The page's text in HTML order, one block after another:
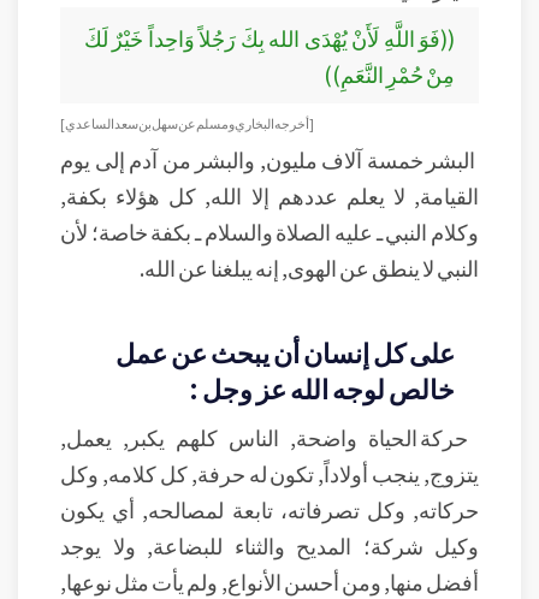
((فَوَ اللَّهِ لَأَنْ يُهْدَى الله بِكَ رَجُلاً وَاحِداً خَيْرٌ لَكَ
مِنْ حُمْرِ النَّعَمِ))
[أخرجه البخاري و مسلم عن سهل بن سعد الساعدي ]
البشر خمسة آلاف مليون, والبشر من آدم إلى يوم
القيامة, لا يعلم عددهم إلا الله, كل هؤلاء بكفة,
وكلام النبي ـ عليه الصلاة والسلام ـ بكفة خاصة؛ لأن
النبي لا ينطق عن الهوى, إنه يبلغنا عن الله.
على كل إنسان أن يبحث عن عمل
خالص لوجه الله عز وجل :
حركة الحياة واضحة, الناس كلهم يكبر, يعمل,
يتزوج, ينجب أولاداً, تكون له حرفة, كل كلامه, وكل
حركاته, وكل تصرفاته، تابعة لمصالحه, أي يكون
وكيل شركة؛ المديح والثناء للبضاعة, ولا يوجد
أفضل منها, ومن أحسن الأنواع, ولم يأت مثل نوعها,